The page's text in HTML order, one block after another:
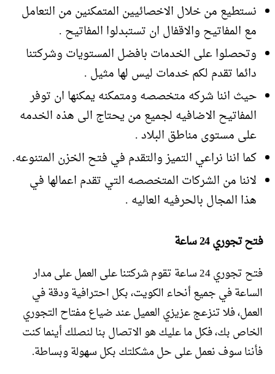
نستطيع من خلال الاخصائيين المتمكنين من التعامل
مع المفاتيح والاقفال ان تستبدلوا المفاتيح .
وتحصلوا على الخدمات بافضل المستويات وشركتنا
دائما تقدم لكم خدمات ليس لها مثيل .
حيث اننا شركه متخصصه ومتمكنه يمكنها ان توفر
المفاتيح الاضافيه لجميع من يحتاج الى هذه الخدمه
على مستوى مناطق البلاد .
كما اننا نراعي التميز والتقدم في فتح الخزن المتنوعه.
لاننا من الشركات المتخصصه التي تقدم اعمالها في
هذا المجال بالحرفيه العاليه .
فتح تجوري 24 ساعة
فتح تجوري 24 ساعة تقوم شركتنا على العمل على مدار
الساعة في جميع أنحاء الكويت، بكل احترافية ودقة في
العمل، فلا تنزعج عزيزي العميل عند ضياع مفتاح التجوري
الخاص بك، فكل ما عليك هو الاتصال بنا لنصلك أينما كنت
فأننا سوف نعمل على حل مشكلتك بكل سهولة وبساطة.